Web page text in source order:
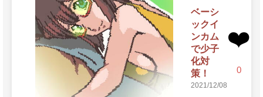
ベーシ
ックイ
ンカム
で少子
化対
策！
2021/12/08
❤️
0